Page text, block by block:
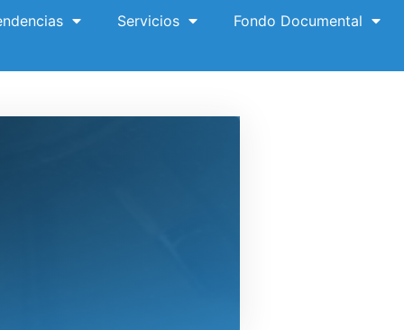
Servicios Fondo Documental